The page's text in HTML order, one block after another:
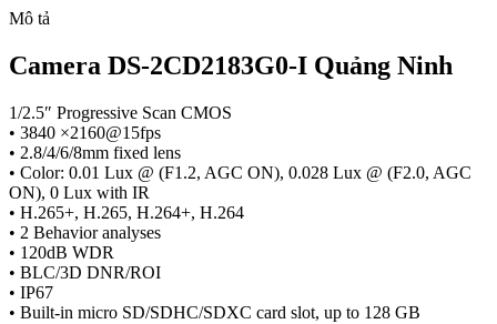
Mô tả
Camera DS-2CD2183G0-I Quảng Ninh
1/2.5″ Progressive Scan CMOS
• 3840 ×2160@15fps
• 2.8/4/6/8mm fixed lens
• Color: 0.01 Lux @ (F1.2, AGC ON), 0.028 Lux @ (F2.0, AGC
ON), 0 Lux with IR
• H.265+, H.265, H.264+, H.264
• 2 Behavior analyses
• 120dB WDR
• BLC/3D DNR/ROI
• IP67
• Built-in micro SD/SDHC/SDXC card slot, up to 128 GB